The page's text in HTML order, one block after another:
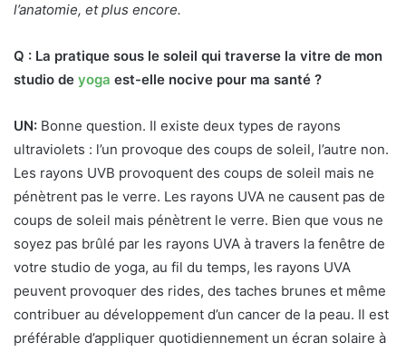
l’anatomie, et plus encore.
Q : La pratique sous le soleil qui traverse la vitre de mon
studio de yoga est-elle nocive pour ma santé ?
UN: Bonne question. Il existe deux types de rayons
ultraviolets : l’un provoque des coups de soleil, l’autre non.
Les rayons UVB provoquent des coups de soleil mais ne
pénètrent pas le verre. Les rayons UVA ne causent pas de
coups de soleil mais pénètrent le verre. Bien que vous ne
soyez pas brûlé par les rayons UVA à travers la fenêtre de
votre studio de yoga, au fil du temps, les rayons UVA
peuvent provoquer des rides, des taches brunes et même
contribuer au développement d’un cancer de la peau. Il est
préférable d’appliquer quotidiennement un écran solaire à